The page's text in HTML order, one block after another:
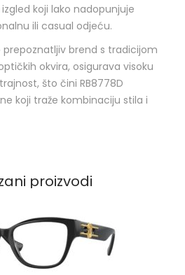
koji lako nadopunjuje
ili casual odjeću.
prepoznatljiv brend s tradicijom
okvira, osigurava visoku
što čini RB8778D
koji traže kombinaciju stila i
proizvodi